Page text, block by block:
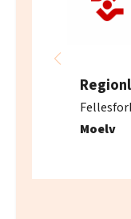
Moelv